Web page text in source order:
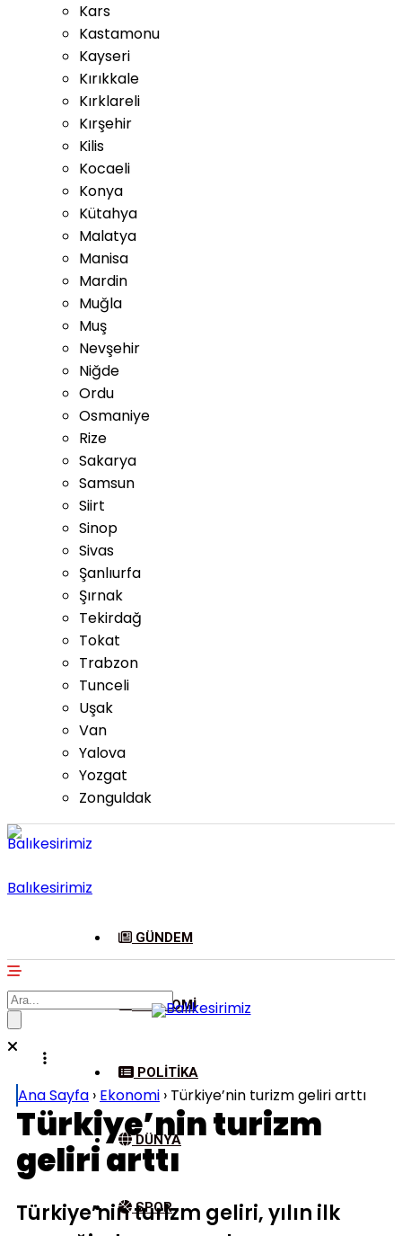
Kars
Kastamonu
Kayseri
Kırıkkale
Kırklareli
Kırşehir
Kilis
Kocaeli
Konya
Kütahya
Malatya
Manisa
Mardin
Muğla
Muş
Nevşehir
Niğde
Ordu
Osmaniye
Rize
Sakarya
Samsun
Siirt
Sinop
Sivas
Şanlıurfa
Şırnak
Tekirdağ
Tokat
Trabzon
Tunceli
Uşak
Van
Yalova
Yozgat
Zonguldak
Balıkesirimiz
GÜNDEM
EKONOMI
POLITIKA
DÜNYA
SPOR
Ana Sayfa › Ekonomi › Türkiye’nin turizm geliri arttı
Türkiye’nin turizm
geliri arttı
Türkiye’nin turizm geliri, yılın ilk